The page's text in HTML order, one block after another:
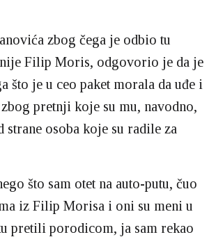
zbog čega je odbio tu
Filip Moris, odgovorio je da je
što je u ceo paket morala da uđe i
pretnji koje su mu, navodno,
strane osoba koje su radile za
što sam otet na auto-putu, čuo
iz Filip Morisa i oni su meni u
pretili porodicom, ja sam rekao